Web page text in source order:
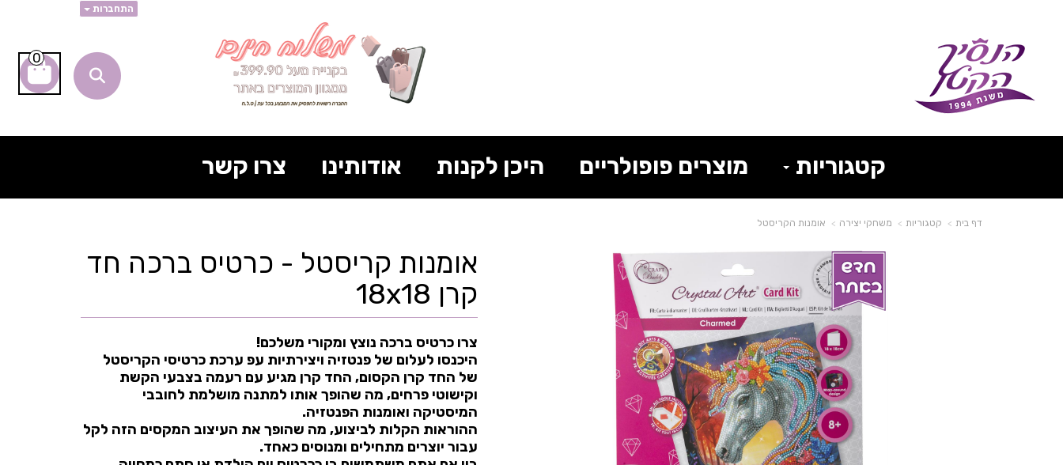
התחברות
0
קטגוריות מוצרים פופולריים היכן לקנות אודותינו צרו קשר
דף בית קטגוריות משחקי יצירה אומנות הקריסטל
אומנות קריסטל - כרטיס ברכה חד
קרן 18x18
צרו כרטיס ברכה נוצץ ומקורי משלכם!
היכנסו לעלום של פנטזיה ויצירתיות עפ ערכת כרטיסי הקריסטל
של החד קרן הקסום, החד קרן מגיע עם רעמה בצבעי הקשת
וקישוטי פרחים, מה שהופך אותו למתנה מושלמת לחובבי
המיסטיקה ואומנות הפנטזיה.
ההוראות הקלות לביצוע, מה שהופך את העיצוב המקסים הזה לקל
עבור יוצרים מתחילים ומנוסים כאחד.